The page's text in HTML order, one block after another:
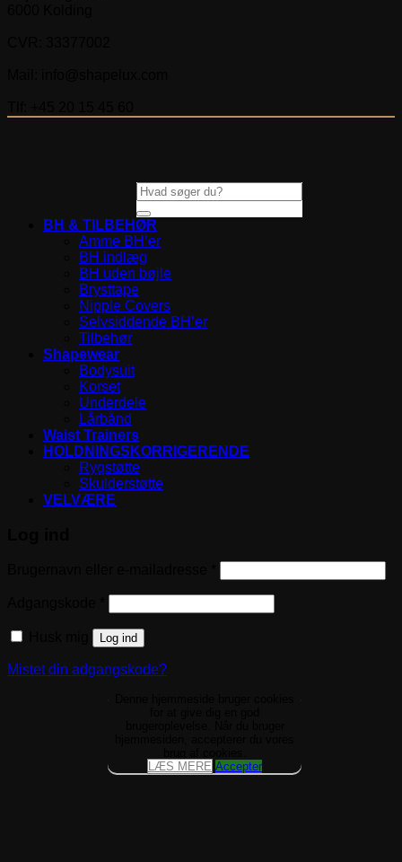
Søg
efter:
BH & TILBEHØR
Amme BH’er
BH indlæg
BH uden bøjle
Brysttape
Nipple Covers
Selvsiddende BH’er
Tilbehør
Shapewear
Bodysuit
Korset
Underdele
Lårbånd
Waist Trainers
HOLDNINGSKORRIGERENDE
Rygstøtte
Skulderstøtte
VELVÆRE
Log ind
Mistet din adgangskode?
Accepter